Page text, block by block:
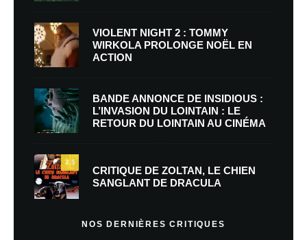
VIOLENT NIGHT 2 : TOMMY
WIRKOLA PROLONGE NOËL EN
ACTION
BANDE ANNONCE DE INSIDIOUS :
L’INVASION DU LOINTAIN : LE
RETOUR DU LOINTAIN AU CINÉMA
7.5
CRITIQUE DE ZOLTAN, LE CHIEN
SANGLANT DE DRACULA
NOS DERNIÈRES CRITIQUES